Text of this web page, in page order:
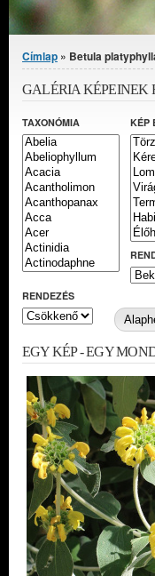
Jelenlegi hely
Címlap » Betula
GALÉRIA KÉPEINEK
TAXONÓMIA KÉP
RENDEZÉS
EGY KÉP - EGY